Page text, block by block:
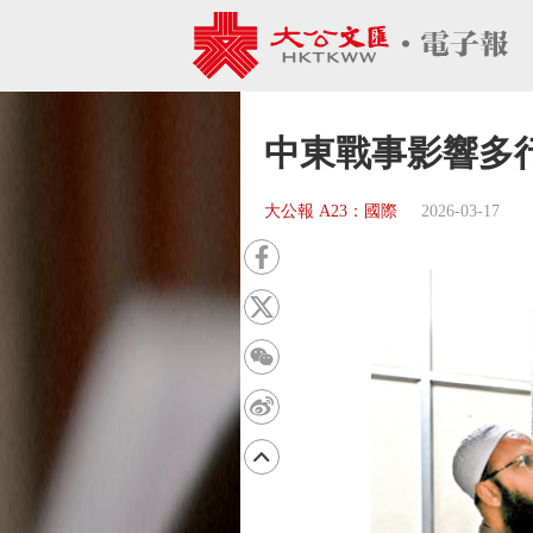
中東戰事影響多
大公報 A23：國際 2026-03-17